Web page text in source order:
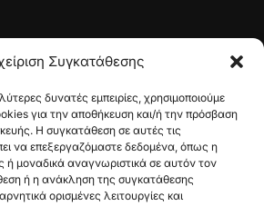
Συγκατάθεσης
δυνατές εμπειρίες, χρησιμοποιούμε
για την αποθήκευση και/ή την πρόσβαση
Η συγκατάθεση σε αυτές τις
να επεξεργαζόμαστε δεδομένα, όπως η
ή μοναδικά αναγνωριστικά σε αυτόν τον
ή η ανάκληση της συγκατάθεσης
ορισμένες λειτουργίες και
ΚΑΙ ΔΙΑΧΕΊΡΙΣΗΣ ΣΥΝΑΛΛΑΓΏΝ
Προϊόντος